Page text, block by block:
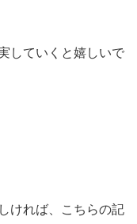
していくと嬉しいで
ければ、こちらの記